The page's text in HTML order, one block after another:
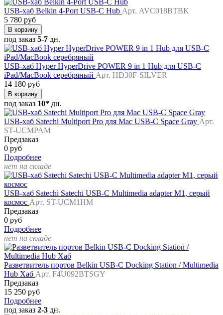
USB-хаб Belkin 4-Port USB-C Hub Арт. AVC018BTBK
5 780 руб
В корзину
под заказ 5-7 дн.
USB-хаб Hyper HyperDrive POWER 9 in 1 Hub для USB-C
iPad/MacBook серебряный Арт. HD30F-SILVER
14 180 руб
В корзину
под заказ 10* дн.
USB-хаб Satechi Multiport Pro для Mac USB-C Space Gray Арт.
ST-UCMPAM
Предзаказ
0 руб
Подробнее
нет на складе
USB-хаб Satechi Satechi USB-C Multimedia adapter M1, серый
космос Арт. ST-UCM1HM
Предзаказ
0 руб
Подробнее
нет на складе
Разветвитель портов Belkin USB-C Docking Station / Multimedia
Hub Хаб Арт. F4U092BTSGY
Предзаказ
15 250 руб
Подробнее
под заказ 2-3 дн.